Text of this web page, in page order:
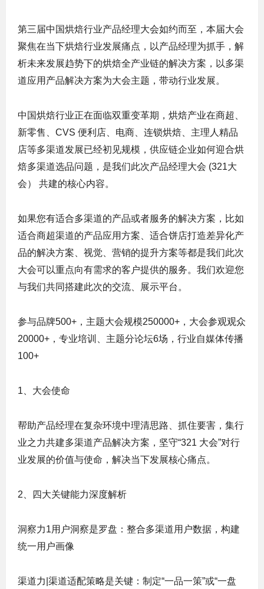
第三届中国烘焙行业产品经理大会如约而至，本届大会
聚焦在当下烘焙行业发展痛点，以产品经理为抓手，解
析未来发展趋势下的烘焙全产业链的解决方案，以多渠
道应用产品解决方案为大会主题，带动行业发展。
中国烘焙行业正在面临双重变革期，烘焙产业在商超、
新零售、CVS 便利店、电商、连锁烘焙、主理人精品
店等多渠道发展已经初见规模，供应链企业如何迎合烘
焙多渠道选品问题，是我们此次产品经理大会 (321大
会） 共建的核心内容。
如果您有适合多渠道的产品或者服务的解决方案，比如
适合商超渠道的产品应用方案、适合饼店打造差异化产
品的解决方案、视觉、营销的提升方案等都是我们此次
大会可以重点向有需求的客户提供的服务。我们欢迎您
与我们共同搭建此次的交流、展示平台。
参与品牌500+，主题大会规模250000+，大会参观观众
20000+，专业培训、主题分论坛6场，行业自媒体传播
100+
1、大会使命
帮助产品经理在复杂环境中理清思路、抓住要害，集行
业之力共建多渠道产品解决方案，坚守“321 大会”对行
业发展的价值与使命，解决当下发展核心痛点。
2、四大关键能力深度解析
洞察力1用户洞察是罗盘：整合多渠道用户数据，构建
统一用户画像
渠道力|渠道适配策略是关键：制定“一品一策”或“一盘